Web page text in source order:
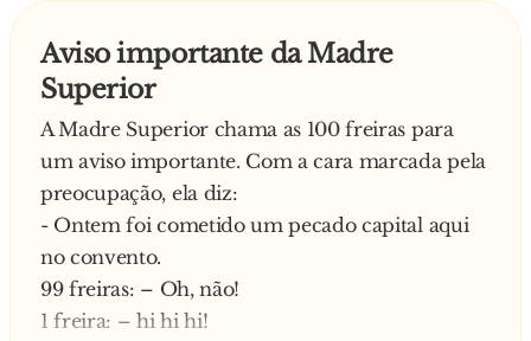
Aviso importante da Madre
Superior
A Madre Superior chama as 100 freiras para
um aviso importante. Com a cara marcada pela
preocupação, ela diz:
- Ontem foi cometido um pecado capital aqui
no convento.
99 freiras: – Oh, não!
1 freira: – hi hi hi!